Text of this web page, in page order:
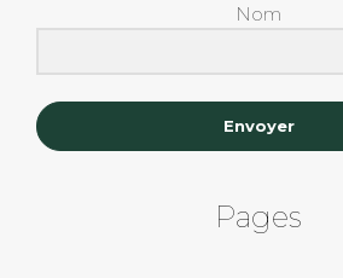
Nom
Envoyer
Pages